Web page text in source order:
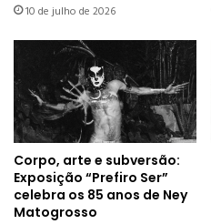
10 de julho de 2026
Corpo, arte e subversão:
Exposição “Prefiro Ser”
celebra os 85 anos de Ney
Matogrosso